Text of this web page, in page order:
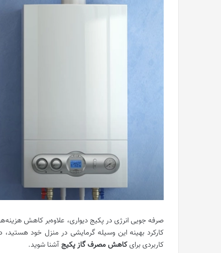
صرفه جویی انرژی در پکیج دیواری، علاوه‌بر کاهش
کاربردی برایکاهش مصرف گاز پکیجآشنا شوید.